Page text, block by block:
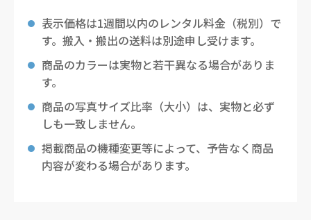
表示価格は1週間以内のレンタル料金（税別）で
す。搬入・搬出の送料は別途申し受けます。
商品のカラーは実物と若干異なる場合がありま
す。
商品の写真サイズ比率（大小）は、実物と必ず
しも一致しません。
掲載商品の機種変更等によって、予告なく商品
内容が変わる場合があります。